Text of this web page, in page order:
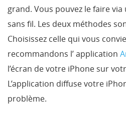
grand. Vous pouvez le faire
sans fil. Les deux méthodes
Choisissez celle qui vous
recommandons l’ application
l’écran de votre iPhone sur
L’application diffuse votre
problème.